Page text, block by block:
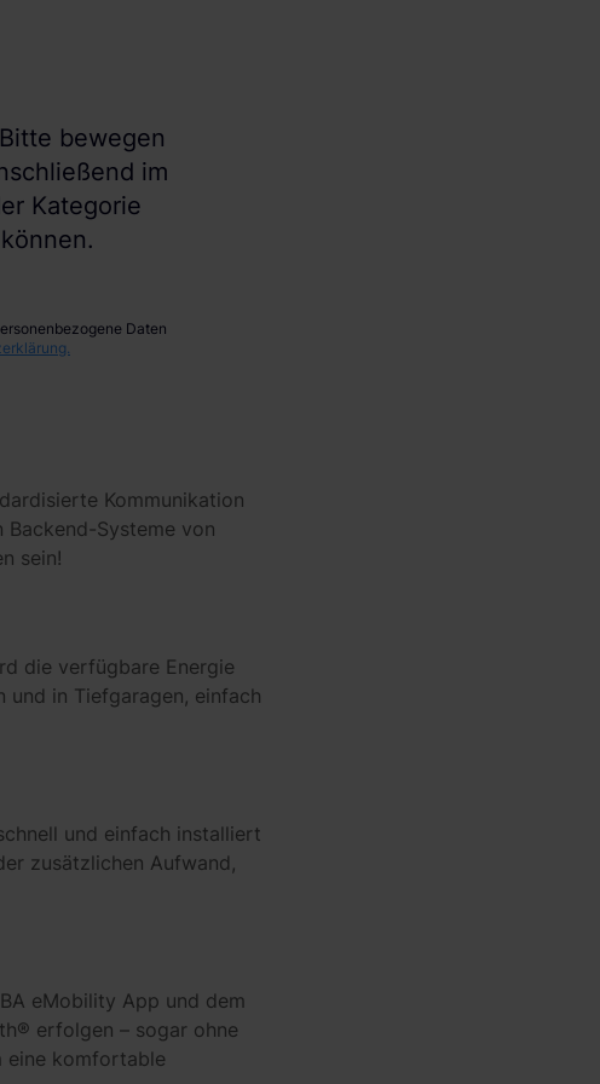
bewegen
im
Kategorie
Daten
Kommunikation
Backend-Systeme von
sein!
die verfügbare Energie
und in Tiefgaragen, einfach
und einfach installiert
zusätzlichen Aufwand,
eMobility App und dem
erfolgen – sogar ohne
eine komfortable